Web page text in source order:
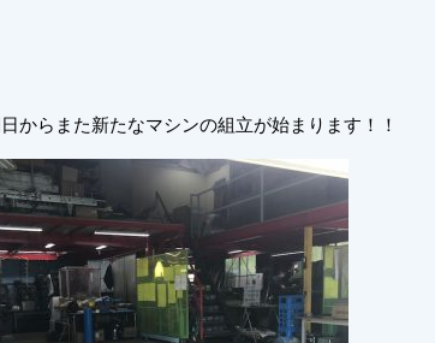
からまた新たなマシンの組立が始まります！！